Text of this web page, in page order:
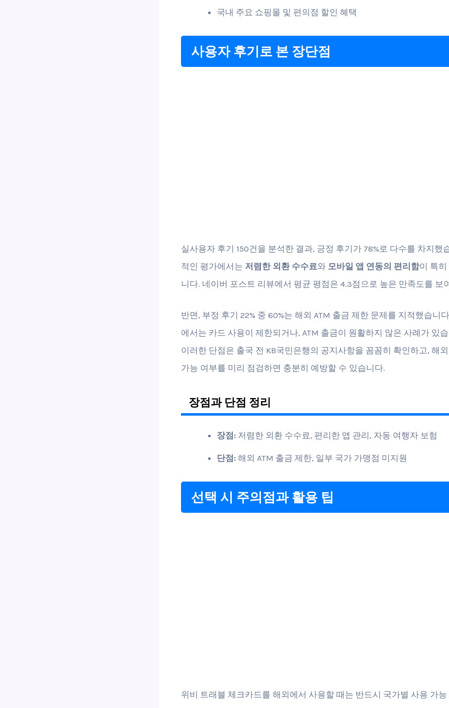
국내 주요 쇼핑몰 및 편의점 할인 혜택
사용자 후기로 본 장단점
실사용자 후기 150건을 분석한 결과, 긍정 후기가 78%로 다수를 차지했
적인 평가에서는 저렴한 외환 수수료와 모바일 앱 연동의 편리함이 특히
니다. 네이버 포스트 리뷰에서 평균 평점은 4.3점으로 높은 만족도를 보
반면, 부정 후기 22% 중 60%는 해외 ATM 출금 제한 문제를 지적했습니
에서는 카드 사용이 제한되거나, ATM 출금이 원활하지 않은 사례가 있
이러한 단점은 출국 전 KB국민은행의 공지사항을 꼼꼼히 확인하고, 해
가능 여부를 미리 점검하면 충분히 예방할 수 있습니다.
장점과 단점 정리
장점:저렴한 외환 수수료, 편리한 앱 관리, 자동 여행자 보험
단점:해외 ATM 출금 제한, 일부 국가 가맹점 미지원
선택 시 주의점과 활용 팁
위비 트래블 체크카드를 해외에서 사용할 때는 반드시 국가별 사용 가능